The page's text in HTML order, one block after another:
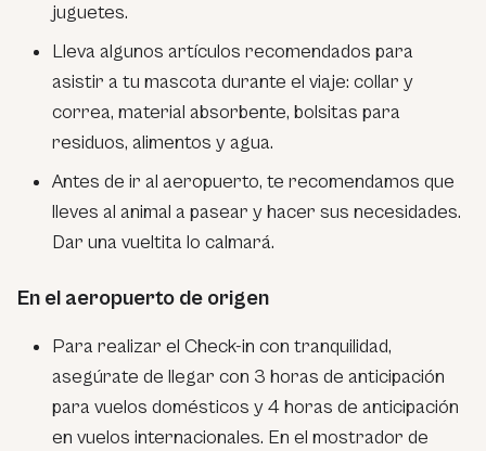
juguetes.
Lleva algunos artículos recomendados para
asistir a tu mascota durante el viaje: collar y
correa, material absorbente, bolsitas para
residuos, alimentos y agua.
Antes de ir al aeropuerto, te recomendamos que
lleves al animal a pasear y hacer sus necesidades.
Dar una vueltita lo calmará.
En el aeropuerto de origen
Para realizar el Check-in con tranquilidad,
asegúrate de llegar con 3 horas de anticipación
para vuelos domésticos y 4 horas de anticipación
en vuelos internacionales. En el mostrador de